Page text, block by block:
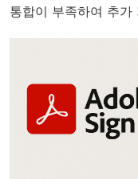
통합이 부족하여 추